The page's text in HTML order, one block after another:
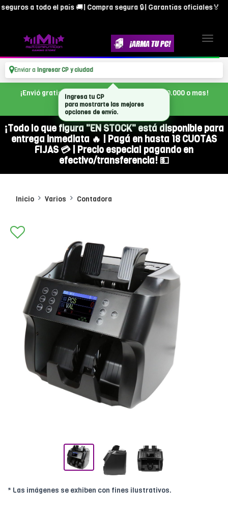
a todo el país 🚚| Compra segura 🔒| Garantías oficiales🏅
Enviar a Ingresar CP y ciudad
¡Envió gratis en CABA, con tu compra de $300.000 o mas!
¡Todo lo que figura "EN STOCK" está disponible para
entrega inmediata 🔥 | Pagá en hasta 18 CUOTAS
FIJAS 💳 | Precio especial pagando en
efectivo/transferencia! 💵
Inicio Varios Contadora
* Las imágenes se exhiben con fines ilustrativos.